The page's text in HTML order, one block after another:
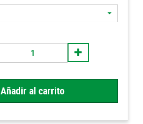
Añadir al carrito